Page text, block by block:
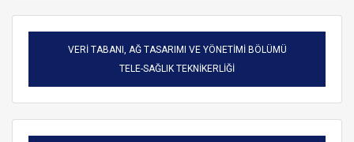
VERİ TABANI, AĞ TASARIMI VE YÖNETİMİ BÖLÜMÜ
TELE-SAĞLIK TEKNİKERLİĞİ